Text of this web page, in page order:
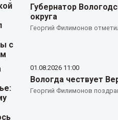
Губернатор
округа
Георгий Филимонов
01.08.2026 11:00
Вологда чествует
Георгий Филимонов